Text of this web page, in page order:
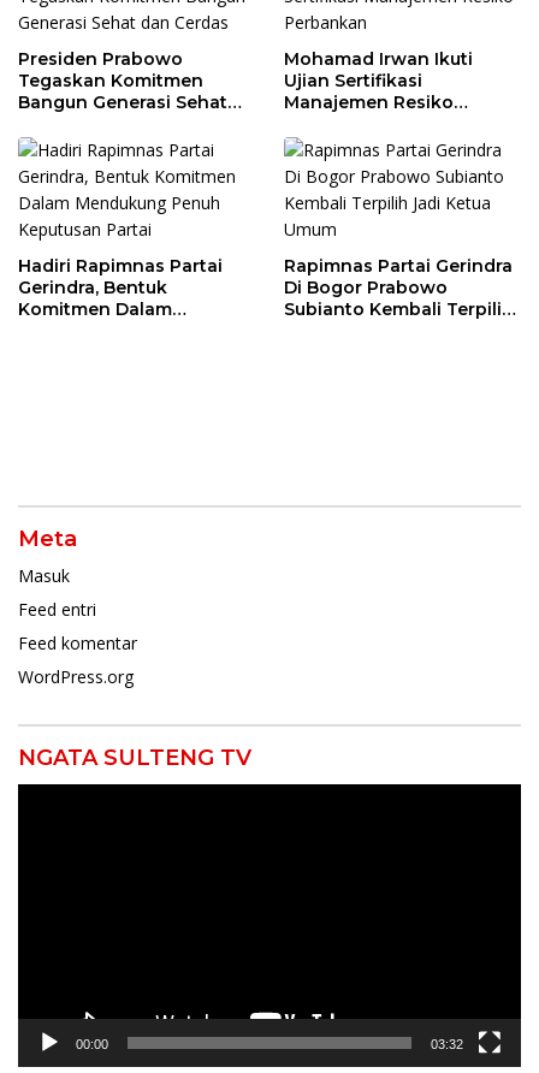
Presiden Prabowo
Tegaskan Komitmen
Bangun Generasi Sehat
Mohamad Irwan Ikuti
Ujian Sertifikasi
Manajemen Resiko
Hadiri Rapimnas Partai
Gerindra, Bentuk
Komitmen Dalam
Rapimnas Partai Gerindra
Di Bogor Prabowo
Subianto Kembali Terpilih
Meta
Masuk
Feed entri
Feed komentar
WordPress.org
NGATA SULTENG TV
00:00 03:32